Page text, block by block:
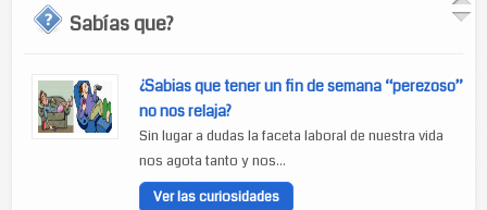
Sabías que?
¿Sabias que tener un fin de semana “perezoso”
no nos relaja?
Sin lugar a dudas la faceta laboral de nuestra vida
nos agota tanto y nos...
Ver las curiosidades